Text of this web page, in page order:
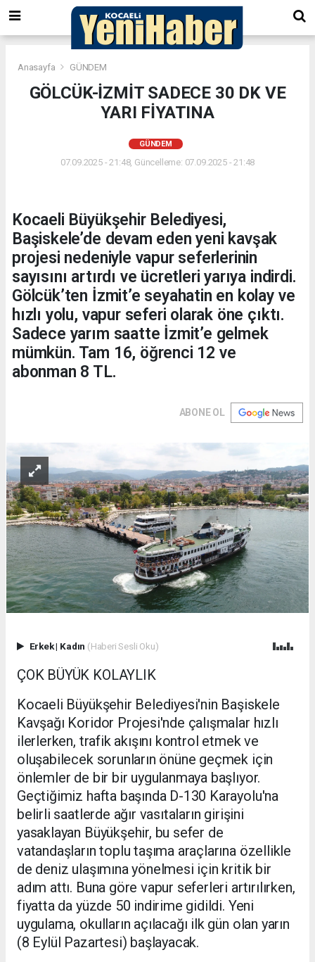
Anasayfa GÜNDEM
GÖLCÜK-İZMİT SADECE 30 DK VE
YARI FİYATINA
GÜNDEM
07.09.2025 - 21:48, Güncelleme: 07.09.2025 - 21:48
Kocaeli Büyükşehir Belediyesi,
Başiskele’de devam eden yeni kavşak
projesi nedeniyle vapur seferlerinin
sayısını artırdı ve ücretleri yarıya indirdi.
Gölcük’ten İzmit’e seyahatin en kolay ve
hızlı yolu, vapur seferi olarak öne çıktı.
Sadece yarım saatte İzmit’e gelmek
mümkün. Tam 16, öğrenci 12 ve
abonman 8 TL.
ABONE OL
Erkek| Kadın (Haberi Sesli Oku)
ÇOK BÜYÜK KOLAYLIK
Kocaeli Büyükşehir Belediyesi'nin Başiskele
Kavşağı Koridor Projesi'nde çalışmalar hızlı
ilerlerken, trafik akışını kontrol etmek ve
oluşabilecek sorunların önüne geçmek için
önlemler de bir bir uygulanmaya başlıyor.
Geçtiğimiz hafta başında D-130 Karayolu'na
belirli saatlerde ağır vasıtaların girişini
yasaklayan Büyükşehir, bu sefer de
vatandaşların toplu taşıma araçlarına özellikle
de deniz ulaşımına yönelmesi için kritik bir
adım attı. Buna göre vapur seferleri artırılırken,
fiyatta da yüzde 50 indirime gidildi. Yeni
uygulama, okulların açılacağı ilk gün olan yarın
(8 Eylül Pazartesi) başlayacak.